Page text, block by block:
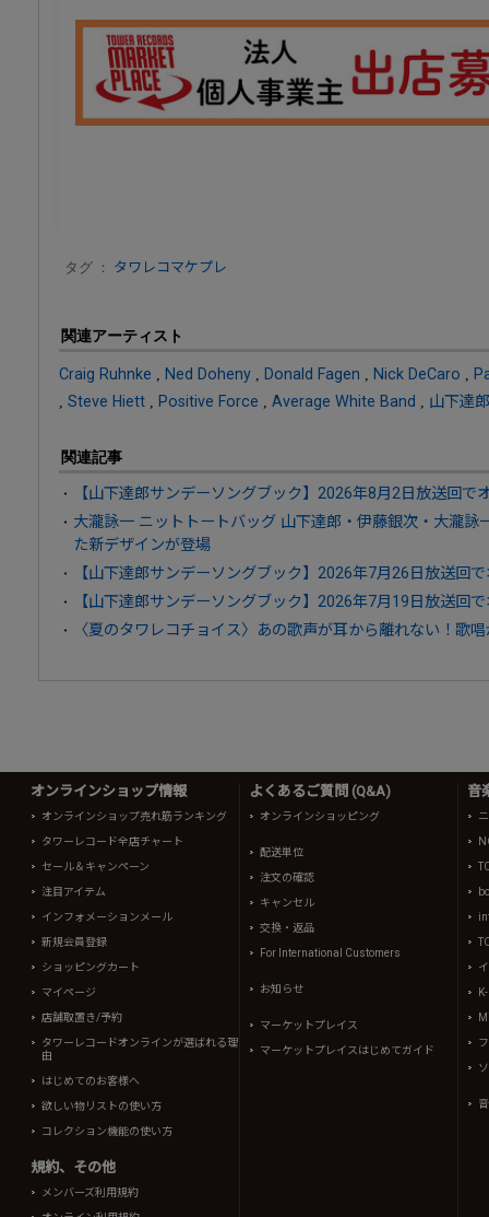
タグ ： タワレコマケプレ
関連アーティスト
Craig Ruhnke Ned Doheny Donald Fagen Nick DeCaro
Steve Hiett Positive Force Average White Band 山下達郎
関連記事
【山下達郎サンデーソングブック】2026年8月2日放送回で
大瀧詠一 ニットトートバッグ 山下達郎・伊藤銀次・大瀧詠
た新デザインが登場
【山下達郎サンデーソングブック】2026年7月26日放送回
【山下達郎サンデーソングブック】2026年7月19日放送回
〈夏のタワレコチョイス〉あの歌声が耳から離れない！歌
オンラインショップ情報
オンラインショップ売れ筋ランキング
タワーレコード全店チャート
セール＆キャンペーン
注目アイテム
インフォメーションメール
新規会員登録
ショッピングカート
マイページ
店舗取置き/予約
タワーレコードオンラインが選ばれる理
由
はじめてのお客様へ
欲しい物リストの使い方
コレクション機能の使い方
規約、その他
メンバーズ利用規約
よくあるご質問 (Q&A)
オンラインショッピング
配送単位
注文の確認
キャンセル
交換・返品
For International Customers
お知らせ
マーケットプレイス
マーケットプレイスはじめてガイド
音